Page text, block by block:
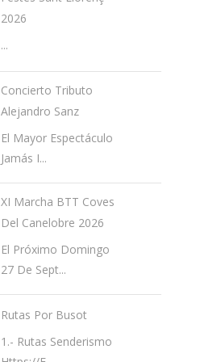
2026
...
Concierto Tributo
Alejandro Sanz
El Mayor Espectáculo
Jamás I...
XI Marcha BTT Coves
Del Canelobre 2026
El Próximo Domingo
27 De Sept...
Rutas Por Busot
1.- Rutas Senderismo